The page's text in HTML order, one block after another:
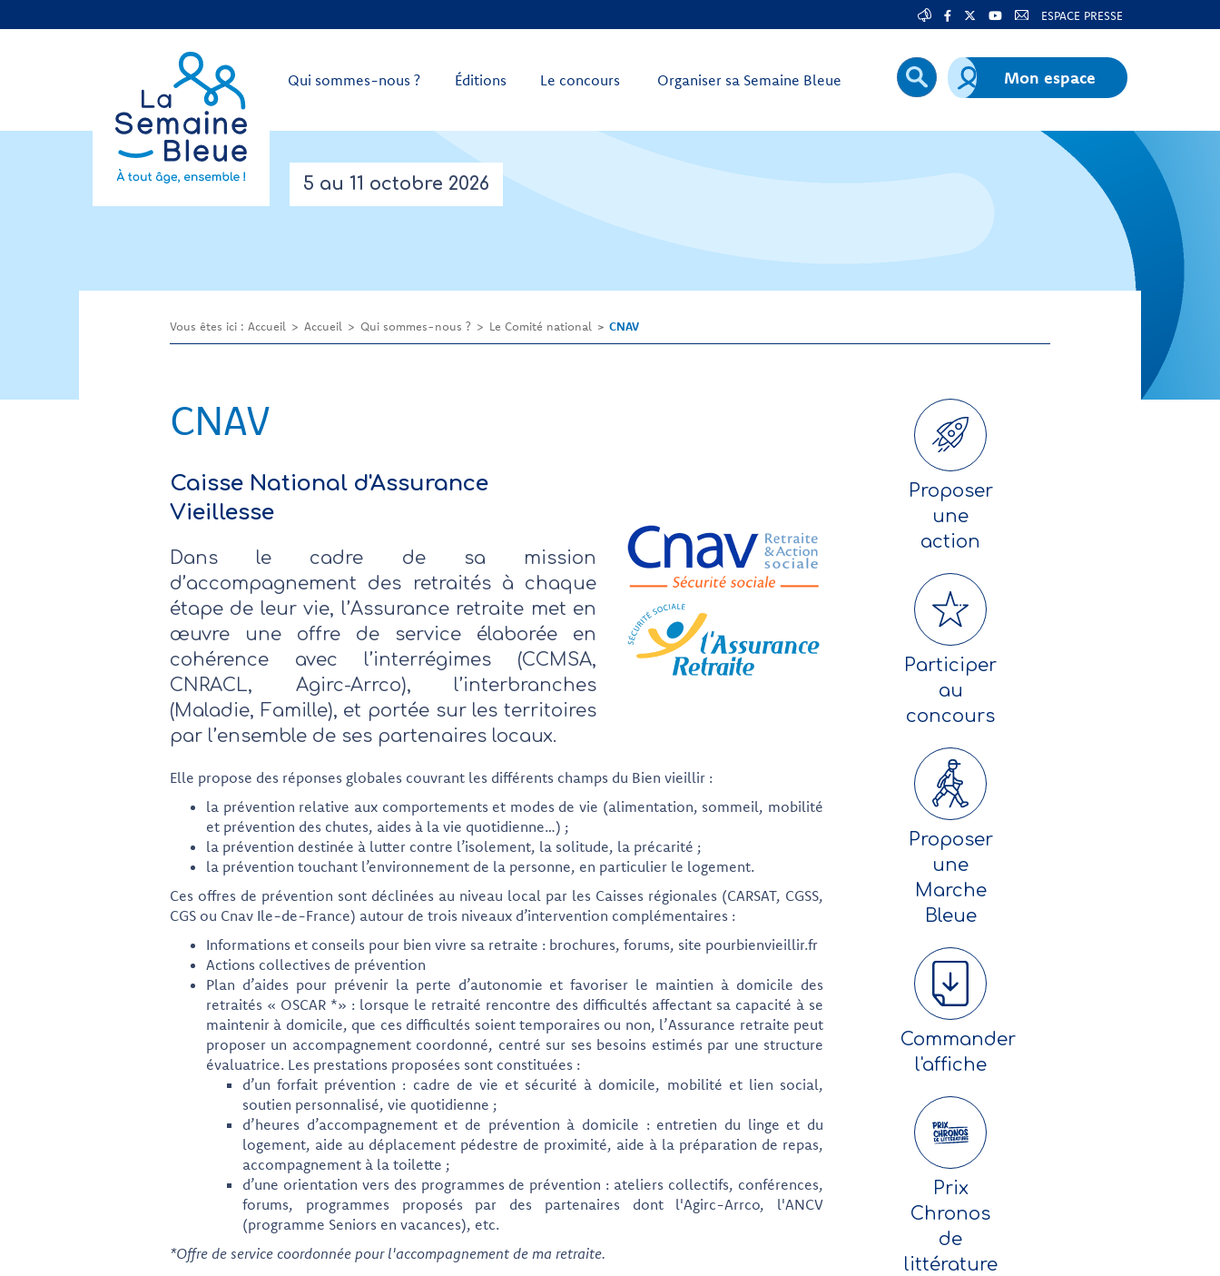
ESPACE PRESSE
Qui sommes-nous ? Éditions Le concours Organiser sa Semaine Bleue Mon espace
5 au 11 octobre 2026
Vous êtes ici : Accueil Accueil Qui sommes-nous ? Le Comité national CNAV
CNAV
Caisse National d'Assurance
Vieillesse
Dans le cadre de sa mission
d’accompagnement des retraités à chaque
étape de leur vie, l’Assurance retraite met en
œuvre une offre de service élaborée en
cohérence avec l’interrégimes (CCMSA,
CNRACL, Agirc-Arrco), l’interbranches
(Maladie, Famille), et portée sur les territoires
par l’ensemble de ses partenaires locaux.
Elle propose des réponses globales couvrant les différents champs du Bien vieillir :
la prévention relative aux comportements et modes de vie (alimentation, sommeil, mobilité
et prévention des chutes, aides à la vie quotidienne…) ;
la prévention destinée à lutter contre l’isolement, la solitude, la précarité ;
la prévention touchant l’environnement de la personne, en particulier le logement.
Ces offres de prévention sont déclinées au niveau local par les Caisses régionales (CARSAT, CGSS,
CGS ou Cnav Ile-de-France) autour de trois niveaux d’intervention complémentaires :
Informations et conseils pour bien vivre sa retraite : brochures, forums, site pourbienvieillir.fr
Actions collectives de prévention
Plan d’aides pour prévenir la perte d’autonomie et favoriser le maintien à domicile des
retraités « OSCAR *» : lorsque le retraité rencontre des difficultés affectant sa capacité à se
maintenir à domicile, que ces difficultés soient temporaires ou non, l’Assurance retraite peut
proposer un accompagnement coordonné, centré sur ses besoins estimés par une structure
évaluatrice. Les prestations proposées sont constituées :
d’un forfait prévention : cadre de vie et sécurité à domicile, mobilité et lien social,
soutien personnalisé, vie quotidienne ;
d’heures d’accompagnement et de prévention à domicile : entretien du linge et du
logement, aide au déplacement pédestre de proximité, aide à la préparation de repas,
accompagnement à la toilette ;
d’une orientation vers des programmes de prévention : ateliers collectifs, conférences,
forums, programmes proposés par des partenaires dont l'Agirc-Arrco, l'ANCV
(programme Seniors en vacances), etc.
*Offre de service coordonnée pour l'accompagnement de ma retraite.
Proposer
une
action
Participer
au
concours
Proposer
une
Marche
Bleue
Commander
l'affiche
Prix
Chronos
de
littérature